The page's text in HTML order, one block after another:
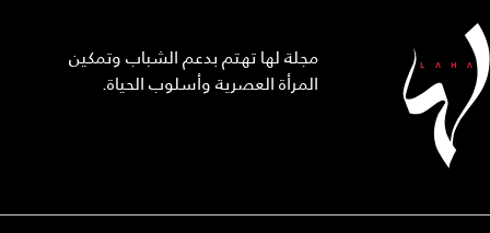
مجلة لها تهتم بدعم الشباب وتمكين
المرأة العصرية وأسلوب الحياة.